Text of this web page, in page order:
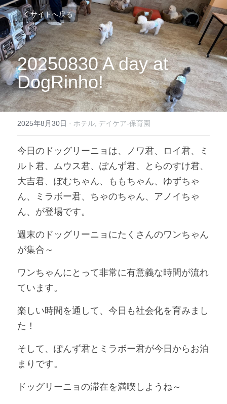
サイトへ戻る
20250830 A day at
DogRinho!
2025年8月30日 · ホテル, デイケア-保育園
今日のドッグリーニョは、ノワ君、ロイ君、ミ
ルト君、ムウス君、ぽんず君、とらのすけ君、
大吉君、ぽむちゃん、ももちゃん、ゆずちゃ
ん、ミラボー君、ちゃのちゃん、アノイちゃ
ん、が登場です。
週末のドッグリーニョにたくさんのワンちゃん
が集合～
ワンちゃんにとって非常に有意義な時間が流れ
ています。
楽しい時間を通して、今日も社会化を育みまし
た！
そして、ぽんず君とミラボー君が今日からお泊
まりです。
ドッグリーニョの滞在を満喫しようね～